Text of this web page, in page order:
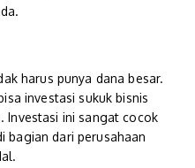
harus punya dana besar.
investasi sukuk bisnis
Investasi ini sangat cocok
bagian dari perusahaan